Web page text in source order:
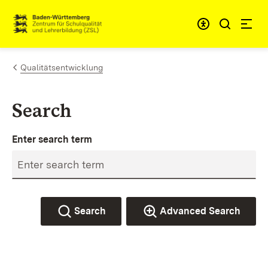
Skip to content
Link to homepage
Qualitätsentwicklung
Search
Enter search term
Search Advanced Search